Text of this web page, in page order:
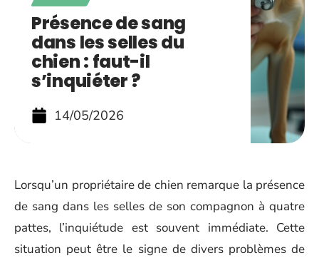
Présence de sang
dans les selles du
chien : faut-il
s’inquiéter ?
14/05/2026
Lorsqu’un propriétaire de chien remarque la présence
de sang dans les selles de son compagnon à quatre
pattes, l’inquiétude est souvent immédiate. Cette
situation peut être le signe de divers problèmes de